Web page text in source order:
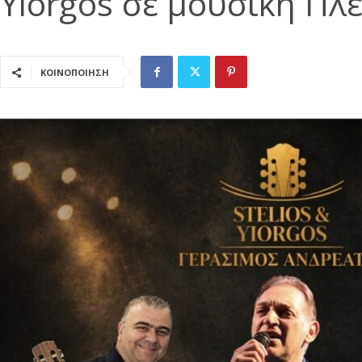
ΚΟΙΝΟΠΟΙΗΣΗ